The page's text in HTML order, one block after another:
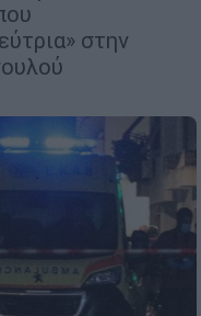
στην